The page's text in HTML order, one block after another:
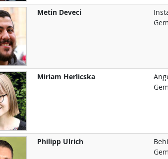
Metin Deveci
Miriam Herlicska
Philipp Ulrich